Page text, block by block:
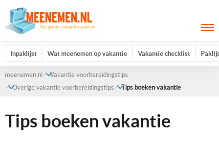
Inpaklijst Wat meenemen op vakantie Vakantie checklist
meenemen.nl
Vakantie voorbereidingstips
Overige vakantie voorbereidingstips
Tips boeken vakantie
Tips boeken vakantie